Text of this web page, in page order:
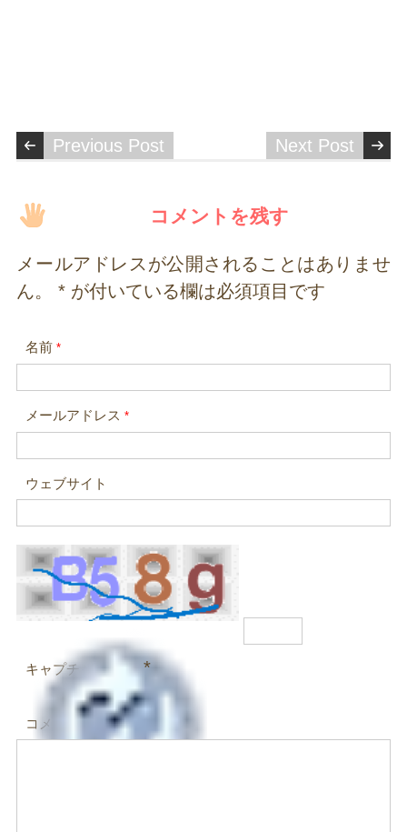
Previous Post Next Post
コメントを残す
メールアドレスが公開されることはありませ
ん。* が付いている欄は必須項目です
名前*
メールアドレス*
ウェブサイト
キャプチャコード *
コメント